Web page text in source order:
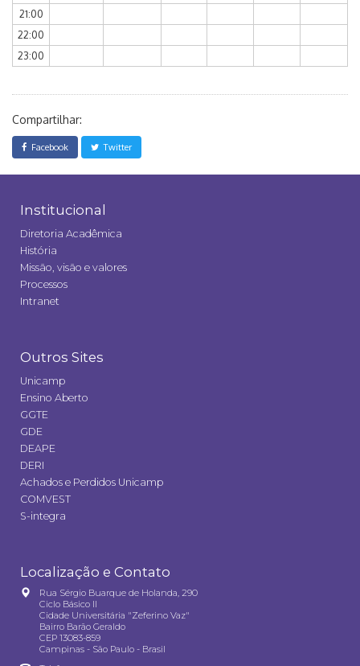
21:00
22:00
23:00
Compartilhar:
Facebook Twitter
Institucional
Diretoria Acadêmica
História
Missão, visão e valores
Processos
Intranet
Outros Sites
Unicamp
Ensino Aberto
GGTE
GDE
DEAPE
DERI
Achados e Perdidos Unicamp
COMVEST
S-integra
Localização e Contato
Rua Sérgio Buarque de Holanda, 290
Ciclo Básico II
Cidade Universitária "Zeferino Vaz"
Bairro Barão Geraldo
CEP 13083-859
Campinas - São Paulo - Brasil